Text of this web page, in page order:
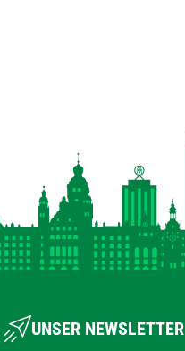
UNSER NEWSLETTER